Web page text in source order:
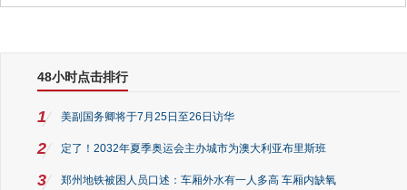
48小时点击排行
1 美副国务卿将于7月25日至26日访华
2 定了！2032年夏季奥运会主办城市为澳大利亚布里斯班
3 郑州地铁被困人员口述：车厢外水有一人多高 车厢内缺氧